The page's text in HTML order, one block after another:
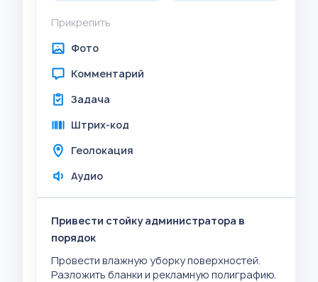
Прикрепить
Фото
Комментарий
Задача
Штрих-код
Геолокация
Аудио
Привести стойку администратора в
порядок
Провести влажную уборку поверхностей.
Разложить бланки и рекламную полиграфию.